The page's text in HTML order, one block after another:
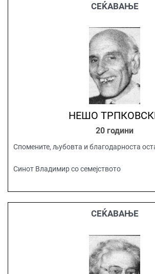
СЕЌАВАЊЕ
НЕШО
20 години
Спомените, љубовта и благодарноста
Синот Владимир со семејството
СЕЌАВАЊЕ